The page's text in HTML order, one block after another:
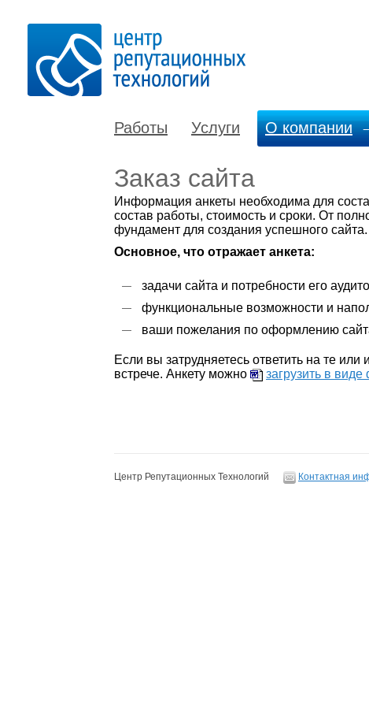
Работы Услуги О компании
Заказ сайта
Информация анкеты необходима для
состав работы, стоимость и сроки. От
фундамент для создания успешного сайта.
Основное, что отражает анкета:
задачи сайта и потребности его
функциональные возможности и
ваши пожелания по оформлению
Если вы затрудняетесь ответить на те
встрече. Анкету можно
загрузить в
Центр Репутационных Технологий Контактная